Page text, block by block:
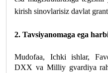
kirish sinovlarisiz davlat
2. Tavsiyanomaga ega
Mudofaa, Ichki ishlar,
DXX va Milliy gvardiya